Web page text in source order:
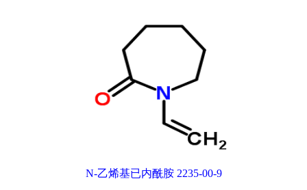
N-乙烯基已内酰胺 2235-00-9